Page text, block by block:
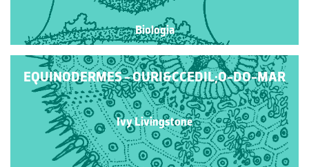
Biologia
EQUINODERMES - OURI&CCEDIL;O-DO-MAR
Ivy Livingstone